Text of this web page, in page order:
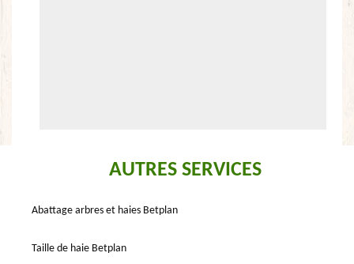
AUTRES SERVICES
Abattage arbres et haies Betplan
Taille de haie Betplan